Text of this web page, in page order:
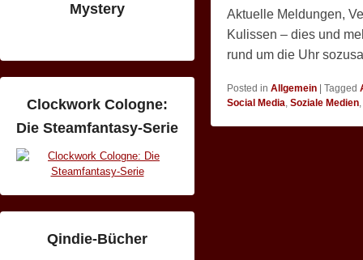
Aktuelle Meldungen,
Kulissen – dies und
rund um die Uhr
Posted in Allgemein | Tagged
Social Media Soziale Medien
Mystery
Clockwork Cologne:
Die Steamfantasy-Serie
Qindie-Bücher